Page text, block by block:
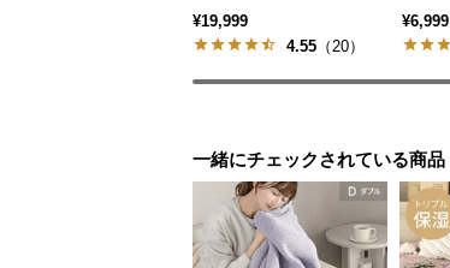
¥19,999
4.55 （20）
¥6,999
一緒にチェックされている商品